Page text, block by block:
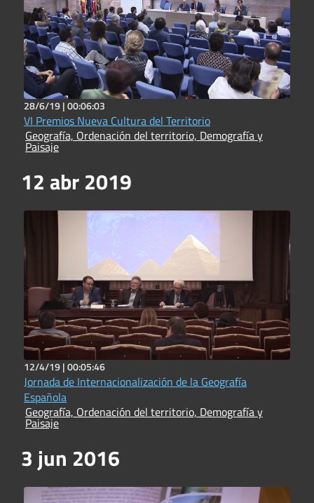
28/6/19 |00:06:03
VI Premios Nueva Cultura del Territorio
Geografía, Ordenación del territorio, Demografía y
Paisaje
12 abr 2019
12/4/19 |00:05:46
Jornada de Internacionalización de la Geografía
Española
Geografía, Ordenación del territorio, Demografía y
Paisaje
3 jun 2016